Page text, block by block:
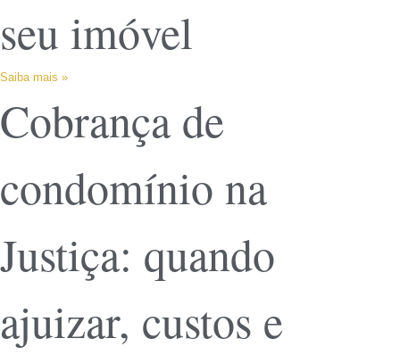
seu imóvel
Saiba mais »
Cobrança de
condomínio na
Justiça: quando
ajuizar, custos e